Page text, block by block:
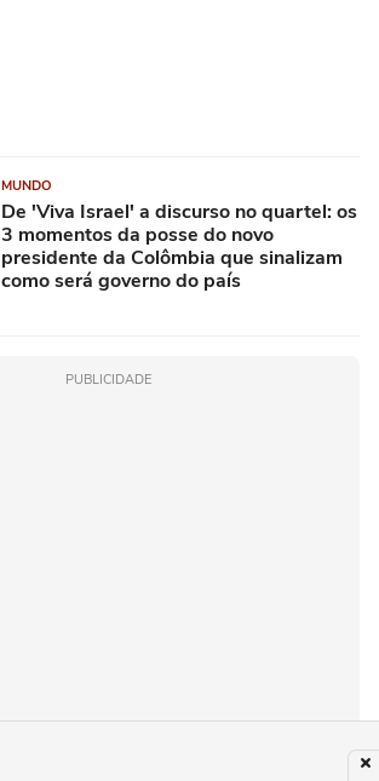
MUNDO
De 'Viva Israel' a discurso no quartel: os
3 momentos da posse do novo
presidente da Colômbia que sinalizam
como será governo do país
PUBLICIDADE